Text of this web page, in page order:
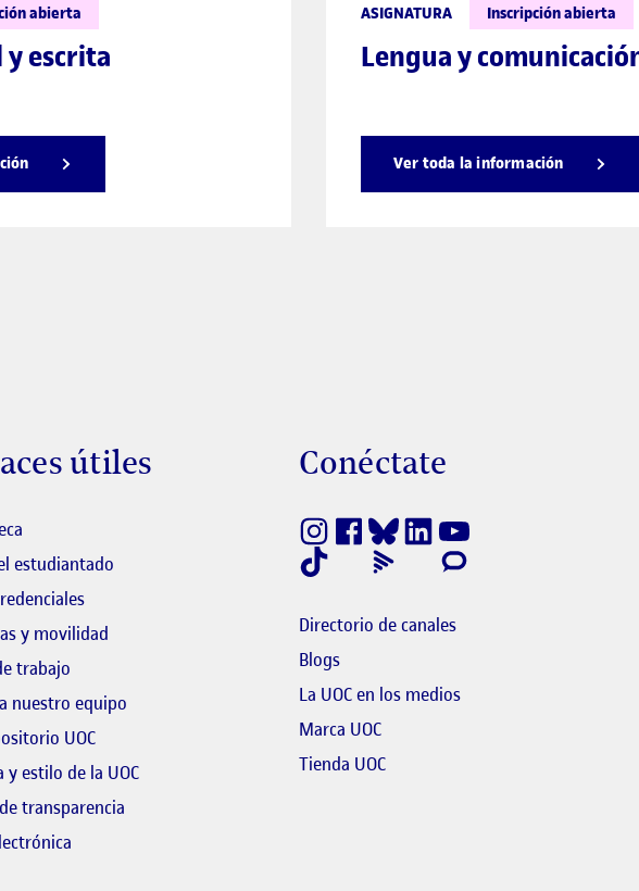
abierta
escrita
ASIGNATURA Inscripción abierta
Lengua y
Ver toda la información
útiles
estudiantado El link s'obre en finestra nova
y movilidad
trabajo
nuestro equipo El link s'obre en finestra nova
UOCEl link s'obre en finestra nova
y estilo de la UOCEl link s'obre en finestra nova
transparencia
Conéctate
Directorio de canales
Blogs
La UOC en los mediosEl link s'obre en
Marca UOC
Tienda UOCEl link s'obre en finestra nova